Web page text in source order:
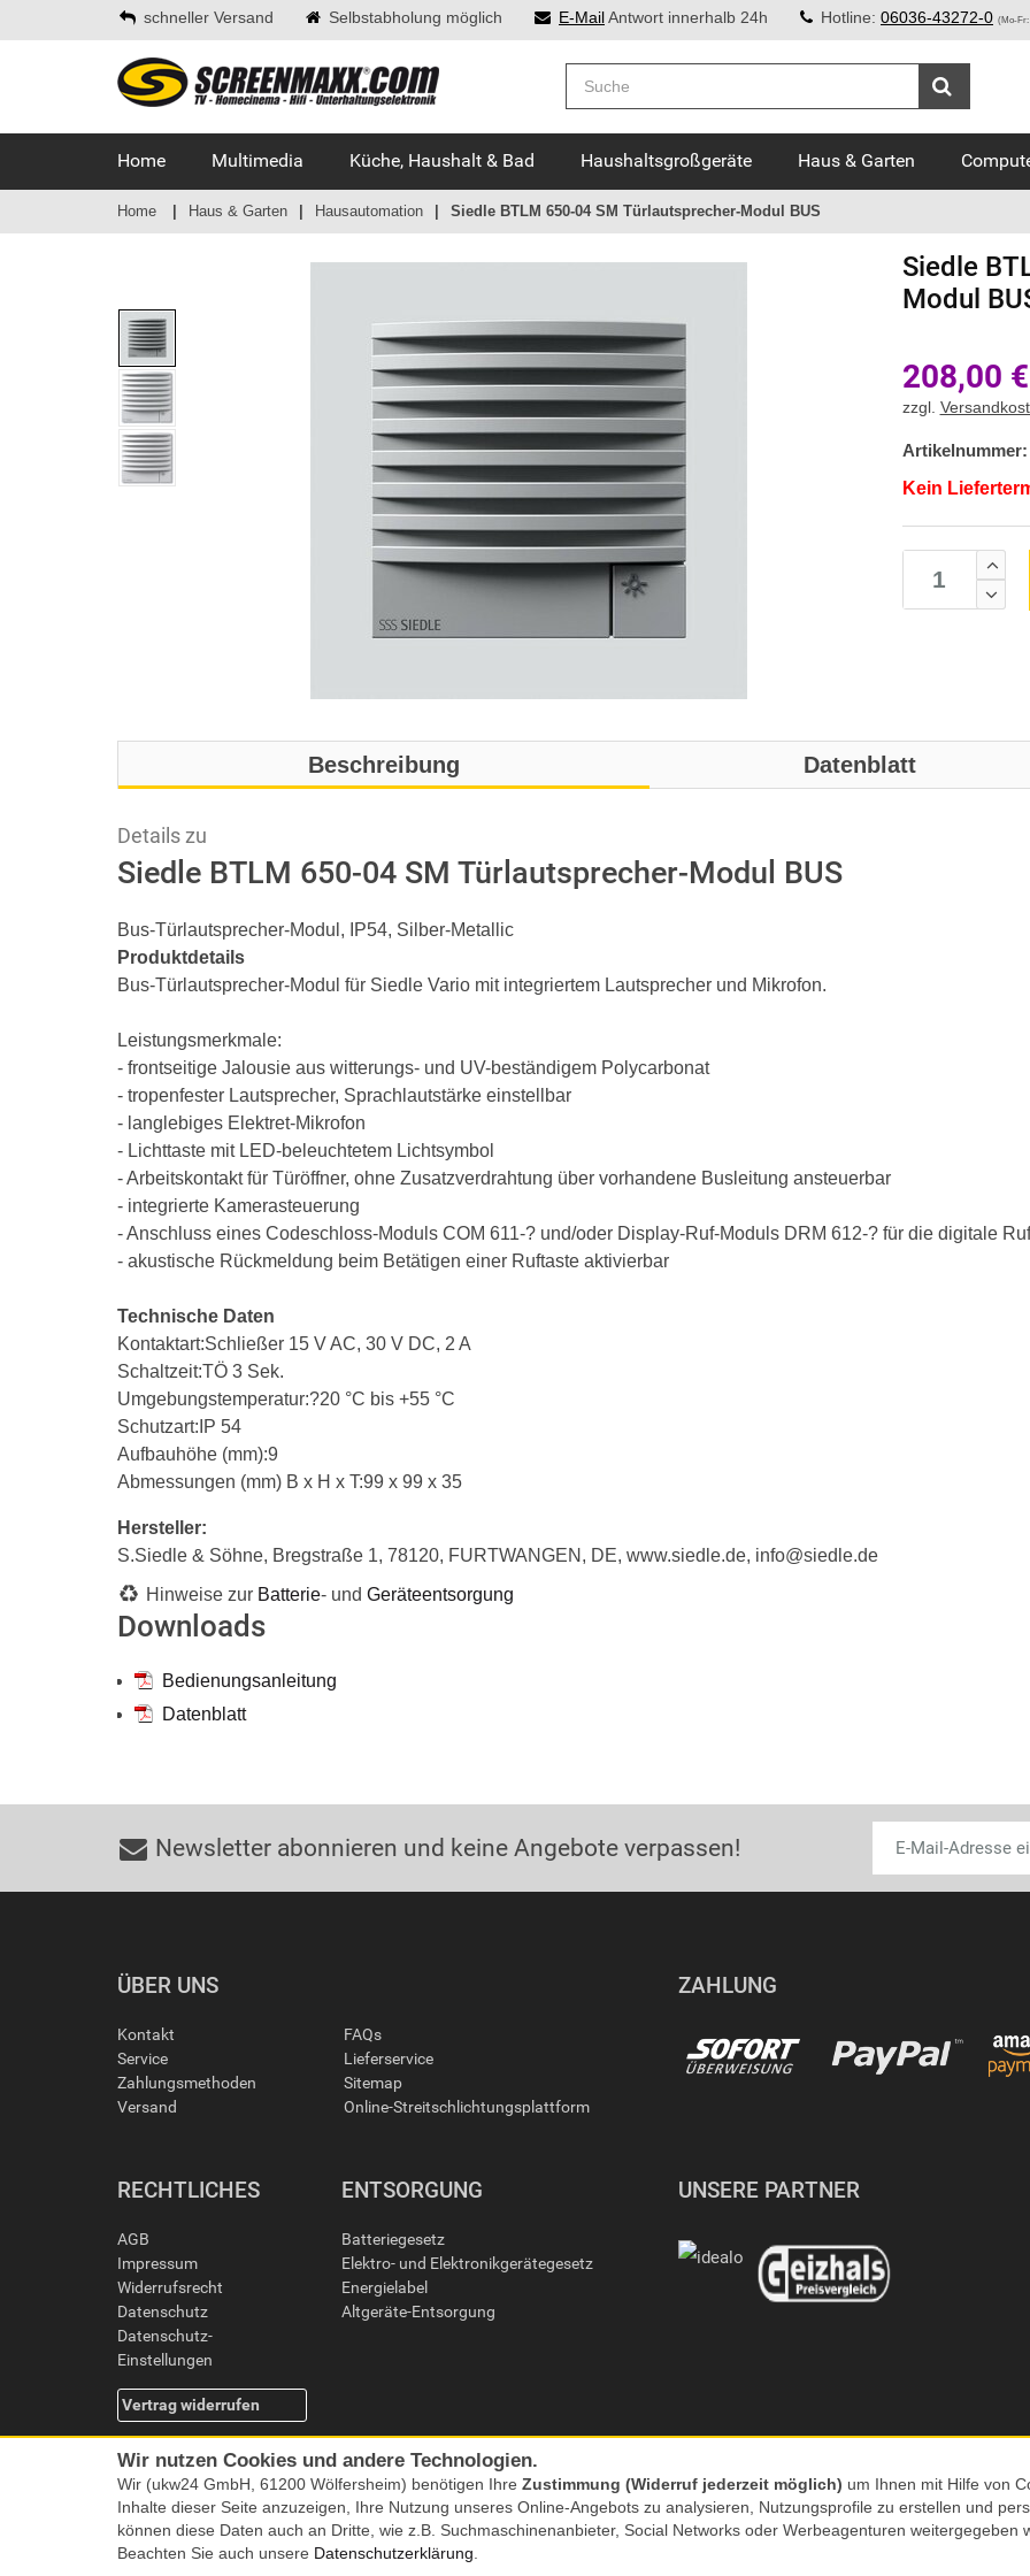
schneller Versand Selbstabholung möglich E-MailAntwort innerhalb 24h Hotline: 06036-43272-0 (Mo-Fr:
Home Multimedia Küche, Haushalt & Bad Haushaltsgroßgeräte Haus & Garten
Home Haus & Garten Hausautomation Siedle BTLM 650-04 SM Türlautsprecher-Modul BUS
Siedle
Modul
208,00 €
zzgl.
Artikelnummer:
Kein
Beschreibung Datenblatt
Details zu
Siedle BTLM 650-04 SM Türlautsprecher-Modul BUS
Bus-Türlautsprecher-Modul, IP54, Silber-Metallic
Produktdetails
Bus-Türlautsprecher-Modul für Siedle Vario mit integriertem Lautsprecher und Mikrofon.
Leistungsmerkmale:
- frontseitige Jalousie aus witterungs- und UV-beständigem Polycarbonat
- tropenfester Lautsprecher, Sprachlautstärke einstellbar
- langlebiges Elektret-Mikrofon
- Lichttaste mit LED-beleuchtetem Lichtsymbol
- Arbeitskontakt für Türöffner, ohne Zusatzverdrahtung über vorhandene Busleitung ansteuerbar
- integrierte Kamerasteuerung
- Anschluss eines Codeschloss-Moduls COM 611-? und/oder Display-Ruf-Moduls DRM 612-? für die digitale
- akustische Rückmeldung beim Betätigen einer Ruftaste aktivierbar
Technische Daten
Kontaktart:Schließer 15 V AC, 30 V DC, 2 A
Schaltzeit:TÖ 3 Sek.
Umgebungstemperatur:?20 °C bis +55 °C
Schutzart:IP 54
Aufbauhöhe (mm):9
Abmessungen (mm) B x H x T:99 x 99 x 35
Hersteller:
S.Siedle & Söhne, Bregstraße 1, 78120, FURTWANGEN, DE, www.siedle.de, info@siedle.de
Hinweise zur Batterie- und Geräteentsorgung
Downloads
Bedienungsanleitung
Datenblatt
Newsletter abonnieren und keine Angebote verpassen!
ÜBER UNS
Kontakt
Service
Zahlungsmethoden
Versand
FAQs
Lieferservice
Sitemap
Online-Streitschlichtungsplattform
ZAHLUNG
RECHTLICHES
AGB
Impressum
Widerrufsrecht
Datenschutz
Datenschutz-
Einstellungen
Vertrag widerrufen
ENTSORGUNG
Batteriegesetz
Elektro- und Elektronikgerätegesetz
Energielabel
Altgeräte-Entsorgung
UNSERE PARTNER
Wir nutzen Cookies und andere Technologien.
Wir (ukw24 GmbH, 61200 Wölfersheim) benötigen Ihre Zustimmung (Widerruf jederzeit möglich) um Ihnen mit Hilfe von
Inhalte dieser Seite anzuzeigen, Ihre Nutzung unseres Online-Angebots zu analysieren, Nutzungsprofile zu erstellen und
können diese Daten auch an Dritte, wie z.B. Suchmaschinenanbieter, Social Networks oder Werbeagenturen
Beachten Sie auch unsere Datenschutzerklärung.